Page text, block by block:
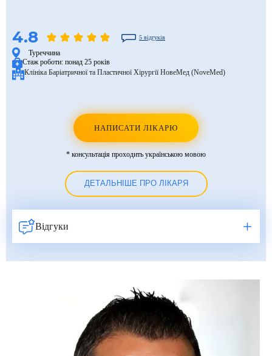
4.8 5 відгуків
Туреччина
Стаж роботи: понад 25 років
Клініка Баріатричної та Пластичної Хірургії НовеМед (NoveMed)
НАПИСАТИ ЛІКАРЮ
* консультація проходить українською мовою
ДЕТАЛЬНІШЕ ПРО ЛІКАРЯ
Відгуки